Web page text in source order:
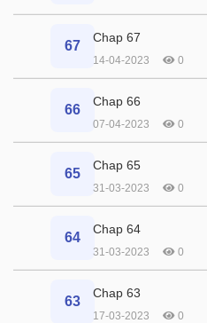
67
Chap 67
14-04-2023 0
66
Chap 66
07-04-2023 0
65
Chap 65
31-03-2023 0
64
Chap 64
31-03-2023 0
63
Chap 63
17-03-2023 0